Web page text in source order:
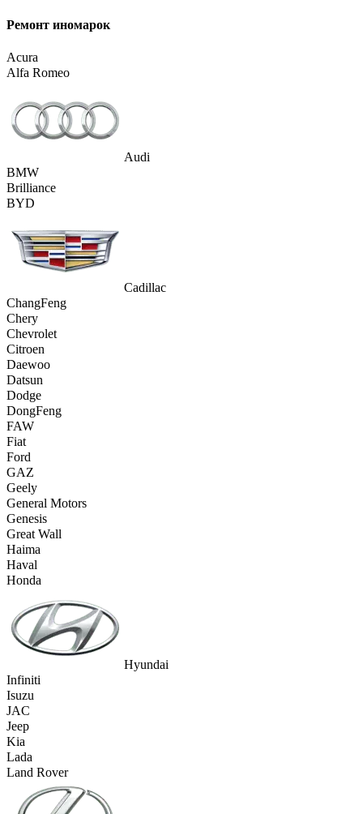
Ремонт иномарок
Acura
Alfa Romeo
Audi
BMW
Brilliance
BYD
Cadillac
ChangFeng
Chery
Chevrolet
Citroen
Daewoo
Datsun
Dodge
DongFeng
FAW
Fiat
Ford
GAZ
Geely
General Motors
Genesis
Great Wall
Haima
Haval
Honda
Hyundai
Infiniti
Isuzu
JAC
Jeep
Kia
Lada
Land Rover